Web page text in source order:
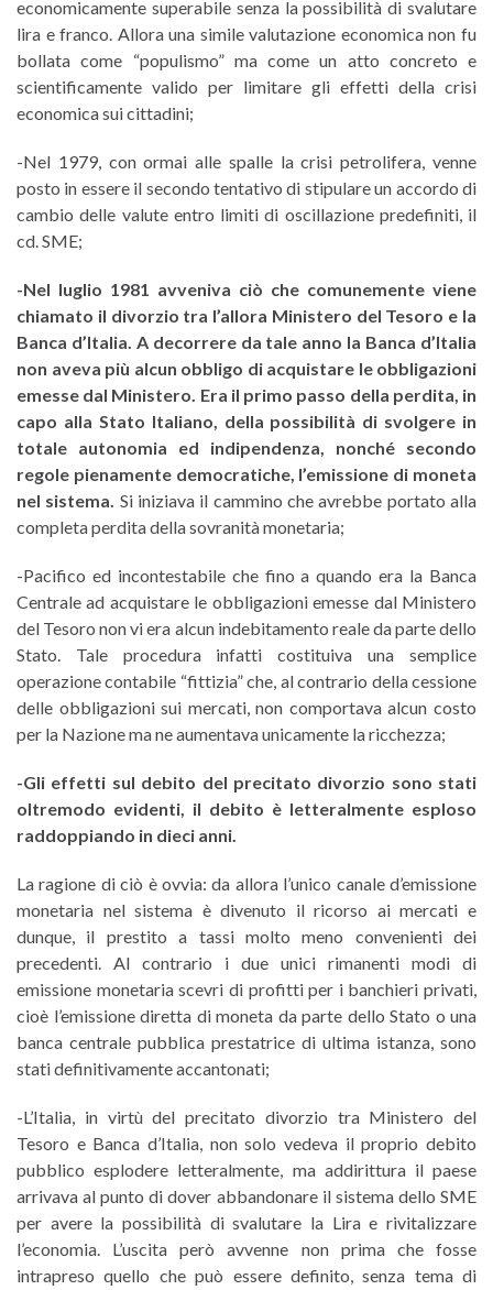
economicamente superabile senza la possibilità di svalutare
lira e franco. Allora una simile valutazione economica non fu
bollata come “populismo” ma come un atto concreto e
scientificamente valido per limitare gli effetti della crisi
economica sui cittadini;
-Nel 1979, con ormai alle spalle la crisi petrolifera, venne
posto in essere il secondo tentativo di stipulare un accordo di
cambio delle valute entro limiti di oscillazione predefiniti, il
cd. SME;
-Nel luglio 1981 avveniva ciò che comunemente viene
chiamato il divorzio tra l’allora Ministero del Tesoro e la
Banca d’Italia. A decorrere da tale anno la Banca d’Italia
non aveva più alcun obbligo di acquistare le obbligazioni
emesse dal Ministero. Era il primo passo della perdita, in
capo alla Stato Italiano, della possibilità di svolgere in
totale autonomia ed indipendenza, nonché secondo
regole pienamente democratiche, l’emissione di moneta
nel sistema. Si iniziava il cammino che avrebbe portato alla
completa perdita della sovranità monetaria;
-Pacifico ed incontestabile che fino a quando era la Banca
Centrale ad acquistare le obbligazioni emesse dal Ministero
del Tesoro non vi era alcun indebitamento reale da parte dello
Stato. Tale procedura infatti costituiva una semplice
operazione contabile “fittizia” che, al contrario della cessione
delle obbligazioni sui mercati, non comportava alcun costo
per la Nazione ma ne aumentava unicamente la ricchezza;
-Gli effetti sul debito del precitato divorzio sono stati
oltremodo evidenti, il debito è letteralmente esploso
raddoppiando in dieci anni.
La ragione di ciò è ovvia: da allora l’unico canale d’emissione
monetaria nel sistema è divenuto il ricorso ai mercati e
dunque, il prestito a tassi molto meno convenienti dei
precedenti. Al contrario i due unici rimanenti modi di
emissione monetaria scevri di profitti per i banchieri privati,
cioè l’emissione diretta di moneta da parte dello Stato o una
banca centrale pubblica prestatrice di ultima istanza, sono
stati definitivamente accantonati;
-L’Italia, in virtù del precitato divorzio tra Ministero del
Tesoro e Banca d’Italia, non solo vedeva il proprio debito
pubblico esplodere letteralmente, ma addirittura il paese
arrivava al punto di dover abbandonare il sistema dello SME
per avere la possibilità di svalutare la Lira e rivitalizzare
l’economia. L’uscita però avvenne non prima che fosse
intrapreso quello che può essere definito, senza tema di